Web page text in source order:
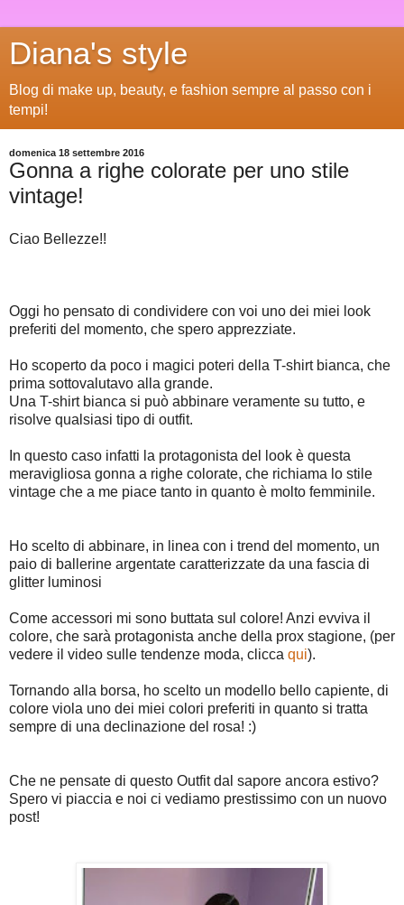
Diana's style
Blog di make up, beauty, e fashion sempre al passo con i
tempi!
domenica 18 settembre 2016
Gonna a righe colorate per uno stile
vintage!
Ciao Bellezze!!
Oggi ho pensato di condividere con voi uno dei miei look
preferiti del momento, che spero apprezziate.
Ho scoperto da poco i magici poteri della T-shirt bianca, che
prima sottovalutavo alla grande.
Una T-shirt bianca si può abbinare veramente su tutto, e
risolve qualsiasi tipo di outfit.
In questo caso infatti la protagonista del look è questa
meravigliosa gonna a righe colorate, che richiama lo stile
vintage che a me piace tanto in quanto è molto femminile.
Ho scelto di abbinare, in linea con i trend del momento, un
paio di ballerine argentate caratterizzate da una fascia di
glitter luminosi
Come accessori mi sono buttata sul colore! Anzi evviva il
colore, che sarà protagonista anche della prox stagione, (per
vedere il video sulle tendenze moda, clicca qui).
Tornando alla borsa, ho scelto un modello bello capiente, di
colore viola uno dei miei colori preferiti in quanto si tratta
sempre di una declinazione del rosa! :)
Che ne pensate di questo Outfit dal sapore ancora estivo?
Spero vi piaccia e noi ci vediamo prestissimo con un nuovo
post!